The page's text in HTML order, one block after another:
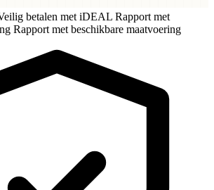
betalen met iDEAL Rapport met
Rapport met beschikbare maatvoering